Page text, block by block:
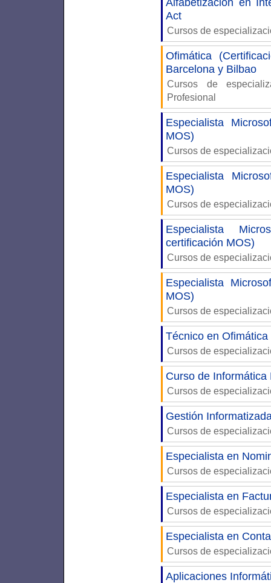
Alfabetización en
Act
Cursos de
Ofimática
Barcelona y Bilbao
Cursos de
Profesional
Especialista
MOS)
Cursos de
Especialista
MOS)
Cursos de
Especialista
certificación MOS)
Cursos de
Especialista
MOS)
Cursos de
Técnico en
Cursos de
Curso de Informática
Cursos de
Gestión
Cursos de
Especialista en
Cursos de
Especialista en
Cursos de
Especialista en
Cursos de
Aplicaciones